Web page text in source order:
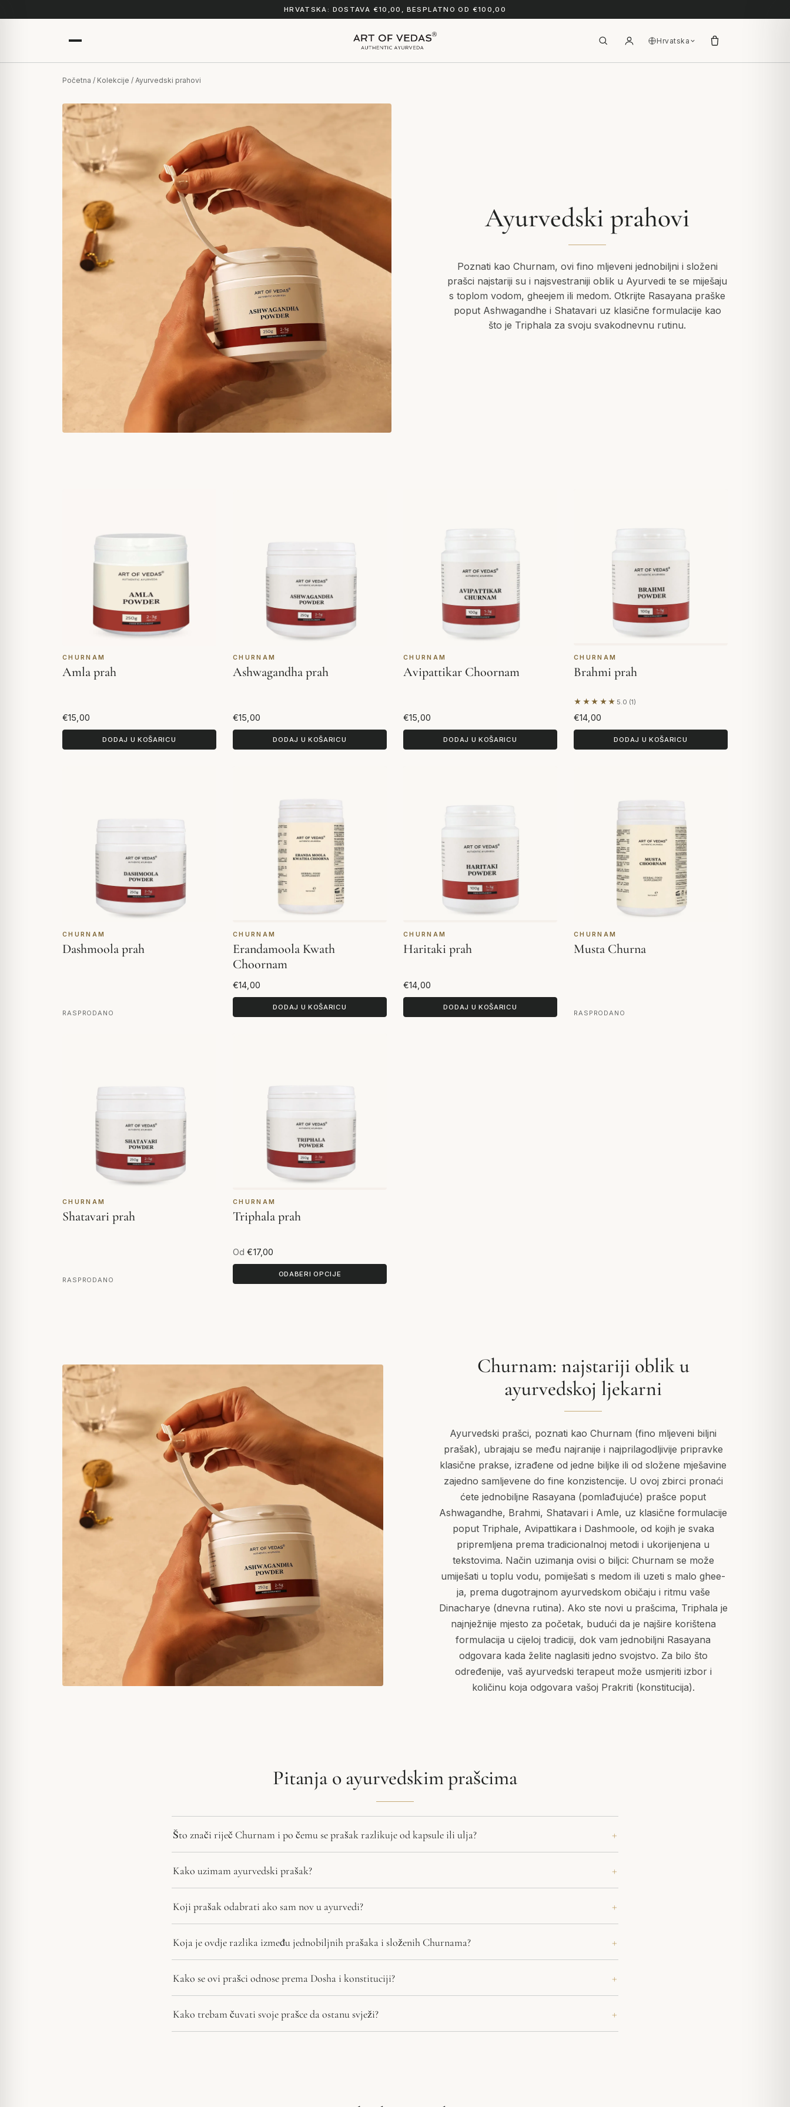
HRVATSKA: DOSTAVA €10,00, BESPLATNO OD €100,00
Hrvatska
Početna / Kolekcije / Ayurvedski prahovi
Ayurvedski prahovi
Poznati kao Churnam, ovi fino mljeveni jednobiljni i složeni
prašci najstariji su i najsvestraniji oblik u Ayurvedi te se miješaju
s toplom vodom, gheejem ili medom. Otkrijte Rasayana praške
poput Ashwagandhe i Shatavari uz klasične formulacije kao
što je Triphala za svoju svakodnevnu rutinu.
CHURNAM
Amla prah
€15,00
DODAJ U KOŠARICU
CHURNAM
Ashwagandha prah
€15,00
DODAJ U KOŠARICU
CHURNAM
Avipattikar Choornam
€15,00
DODAJ U KOŠARICU
CHURNAM
Brahmi prah
★★★★★ 5.0 (1)
Na temelju 1 recenzije
€14,00
DODAJ U KOŠARICU
CHURNAM
Dashmoola prah
RASPRODANO
CHURNAM
Erandamoola Kwath
Choornam
€14,00
DODAJ U KOŠARICU
CHURNAM
Haritaki prah
€14,00
DODAJ U KOŠARICU
CHURNAM
Musta Churna
RASPRODANO
CHURNAM
Shatavari prah
RASPRODANO
CHURNAM
Triphala prah
Od €17,00
ODABERI OPCIJE
Churnam: najstariji oblik u
ayurvedskoj ljekarni
Ayurvedski prašci, poznati kao Churnam (fino mljeveni biljni
prašak), ubrajaju se među najranije i najprilagodljivije pripravke
klasične prakse, izrađene od jedne biljke ili od složene mješavine
zajedno samljevene do fine konzistencije. U ovoj zbirci pronaći
ćete jednobiljne Rasayana (pomlađujuće) prašce poput
Ashwagandhe, Brahmi, Shatavari i Amle, uz klasične formulacije
poput Triphale, Avipattikara i Dashmoole, od kojih je svaka
pripremljena prema tradicionalnoj metodi i ukorijenjena u
tekstovima. Način uzimanja ovisi o biljci: Churnam se može
umiješati u toplu vodu, pomiješati s medom ili uzeti s malo ghee-
ja, prema dugotrajnom ayurvedskom običaju i ritmu vaše
Dinacharye (dnevna rutina). Ako ste novi u prašcima, Triphala je
najnježnije mjesto za početak, budući da je najšire korištena
formulacija u cijeloj tradiciji, dok vam jednobiljni Rasayana
odgovara kada želite naglasiti jedno svojstvo. Za bilo što
određenije, vaš ayurvedski terapeut može usmjeriti izbor i
količinu koja odgovara vašoj Prakriti (konstitucija).
Pitanja o ayurvedskim prašcima
Što znači riječ Churnam i po čemu se prašak razlikuje od kapsule ili ulja?
Kako uzimam ayurvedski prašak?
Koji prašak odabrati ako sam nov u ayurvedi?
Koja je ovdje razlika između jednobiljnih prašaka i složenih Churnama?
Kako se ovi prašci odnose prema Dosha i konstituciji?
Kako trebam čuvati svoje prašce da ostanu svježi?